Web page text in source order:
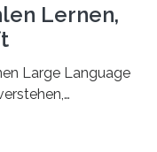
Lernen,
Large Language
der Ruhr-